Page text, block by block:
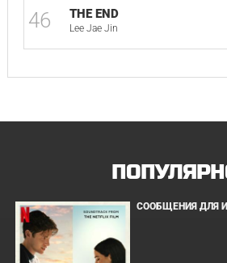
46 THE END
Lee Jae Jin
СООБЩЕНИЯ ДЛЯ